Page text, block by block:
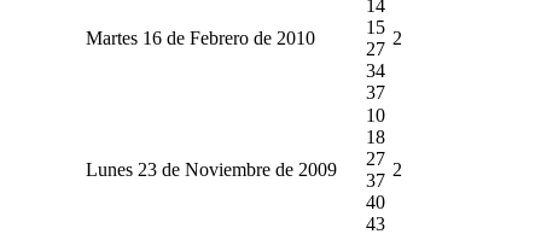
Martes 16 de Febrero de 2010
14
15
27
34
37
2
Lunes 23 de Noviembre de 2009
10
18
27
37
40
43
2